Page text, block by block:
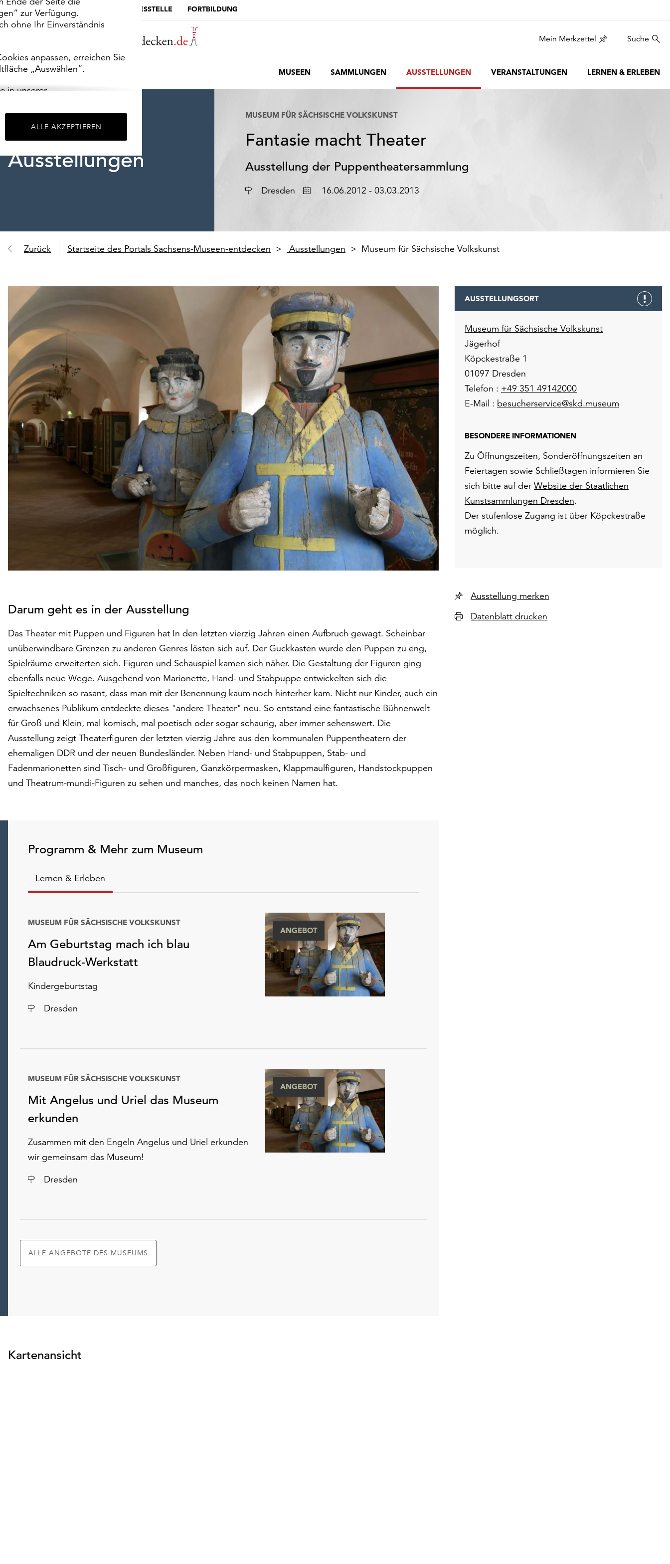
zur Verfügung.
ohne Ihr Einverständnis
anpassen, erreichen Sie
„Auswählen“.
in unserer
ALLE AKZEPTIEREN
MUSEUMSPORTAL DIE LANDESSTELLE FORTBILDUNG
Mein Merkzettel Suche
MUSEEN SAMMLUNGEN AUSSTELLUNGEN VERANSTALTUNGEN LERNEN & ERLEBEN
Ausstellungen
MUSEUM FÜR SÄCHSISCHE VOLKSKUNST
Fantasie macht Theater
Ausstellung der Puppentheatersammlung
Ort Dresden Datum16.06.2012 - 03.03.2013
Zurück Startseite des Portals Sachsens-Museen-entdecken Ausstellungen Museum für Sächsische Volkskunst
Darum geht es in der Ausstellung
Das Theater mit Puppen und Figuren hat In den letzten vierzig Jahren einen Aufbruch gewagt. Scheinbar
unüberwindbare Grenzen zu anderen Genres lösten sich auf. Der Guckkasten wurde den Puppen zu eng,
Spielräume erweiterten sich. Figuren und Schauspiel kamen sich näher. Die Gestaltung der Figuren ging
ebenfalls neue Wege. Ausgehend von Marionette, Hand- und Stabpuppe entwickelten sich die
Spieltechniken so rasant, dass man mit der Benennung kaum noch hinterher kam. Nicht nur Kinder, auch ein
erwachsenes Publikum entdeckte dieses "andere Theater" neu. So entstand eine fantastische Bühnenwelt
für Groß und Klein, mal komisch, mal poetisch oder sogar schaurig, aber immer sehenswert. Die
Ausstellung zeigt Theaterfiguren der letzten vierzig Jahre aus den kommunalen Puppentheatern der
ehemaligen DDR und der neuen Bundesländer. Neben Hand- und Stabpuppen, Stab- und
Fadenmarionetten sind Tisch- und Großfiguren, Ganzkörpermasken, Klappmaulfiguren, Handstockpuppen
und Theatrum-mundi-Figuren zu sehen und manches, das noch keinen Namen hat.
Programm & Mehr zum Museum
Lernen & Erleben
Am Geburtstag mach ich blau
Blaudruck-Werkstatt
MUSEUM FÜR SÄCHSISCHE VOLKSKUNST
Kindergeburtstag
Ort
Dresden
ANGEBOT
Mit Angelus und Uriel das Museum
erkunden
MUSEUM FÜR SÄCHSISCHE VOLKSKUNST
Zusammen mit den Engeln Angelus und Uriel erkunden
wir gemeinsam das Museum!
Ort
Dresden
ANGEBOT
ALLE ANGEBOTE DES MUSEUMS
Kartenansicht
AUSSTELLUNGSORT
Museum für Sächsische Volkskunst
Jägerhof
Köpckestraße 1
01097 Dresden
Telefon : +49 351 49142000
E-Mail : besucherservice@skd.museum
BESONDERE INFORMATIONEN
Zu Öffnungszeiten, Sonderöffnungszeiten an
Feiertagen sowie Schließtagen informieren Sie
sich bitte auf der Website der Staatlichen
Kunstsammlungen Dresden.
Der stufenlose Zugang ist über Köpckestraße
möglich.
Ausstellung merken
Datenblatt drucken